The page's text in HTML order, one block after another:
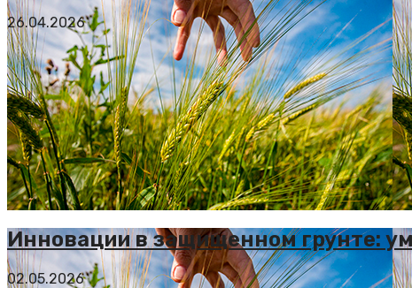
26.04.2026
Инновации в защищенном грунте:
02.05.2026